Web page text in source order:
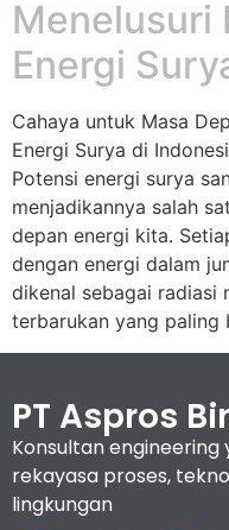
Menelusuri
Energi
Cahaya untuk Masa
Energi Surya di
Potensi energi surya
menjadikannya salah
depan energi kita.
dengan energi dalam
dikenal sebagai radiasi
terbarukan yang paling
PT Aspros
Konsultan
rekayasa proses,
lingkungan